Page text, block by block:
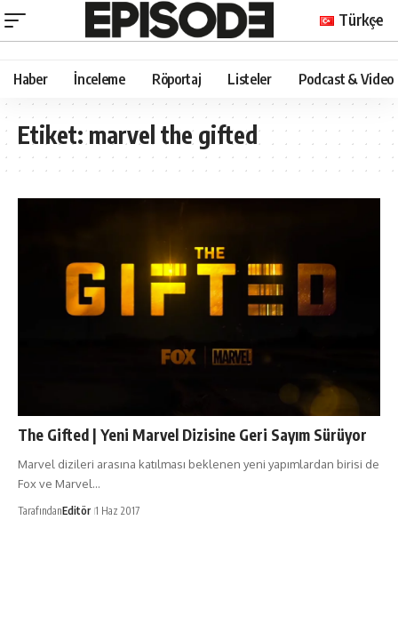
Türkçe
Haber İnceleme Röportaj Listeler Podcast & Video
Etiket:marvel the gifted
The Gifted | Yeni Marvel Dizisine Geri Sayım Sürüyor
Marvel dizileri arasına katılması beklenen yeni yapımlardan birisi de
Fox ve Marvel…
TarafındanEditör 1 Haz 2017